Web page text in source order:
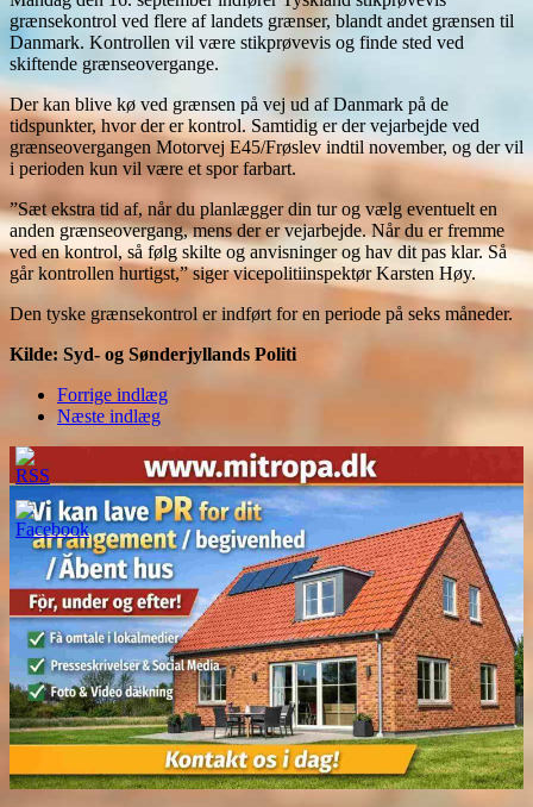
grænsekontrol ved flere af landets grænser, blandt andet grænsen til
Danmark. Kontrollen vil være stikprøvevis og finde sted ved
skiftende grænseovergange.
Der kan blive kø ved grænsen på vej ud af Danmark på de
tidspunkter, hvor der er kontrol. Samtidig er der vejarbejde ved
grænseovergangen Motorvej E45/Frøslev indtil november, og der vil
i perioden kun vil være et spor farbart.
”Sæt ekstra tid af, når du planlægger din tur og vælg eventuelt en
anden grænseovergang, mens der er vejarbejde. Når du er fremme
ved en kontrol, så følg skilte og anvisninger og hav dit pas klar. Så
går kontrollen hurtigst,” siger vicepolitiinspektør Karsten Høy.
Den tyske grænsekontrol er indført for en periode på seks måneder.
Kilde: Syd- og Sønderjyllands Politi
Forrige indlæg
Næste indlæg